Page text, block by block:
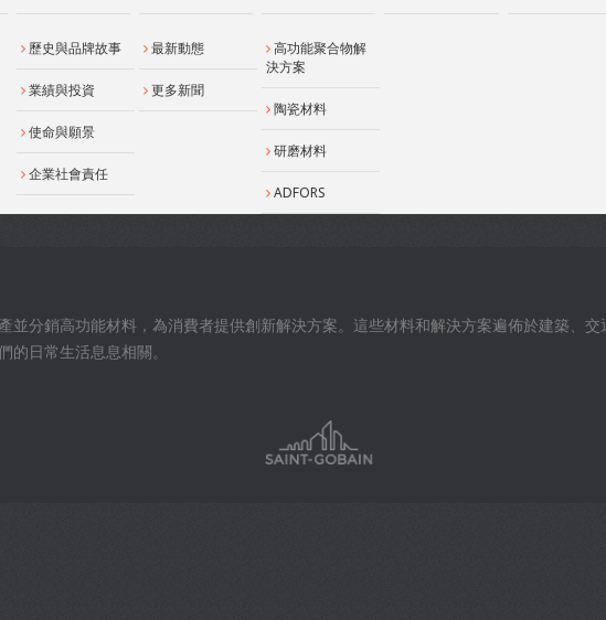
歷史與品牌故事
業績與投資
使命與願景
企業社會責任
最新動態
更多新聞
高功能聚合物解
決方案
陶瓷材料
研磨材料
ADFORS
並分銷高功能材料，為消費者提供創新解決方案。這些材料和解決方案遍佈於建築、
的日常生活息息相關。